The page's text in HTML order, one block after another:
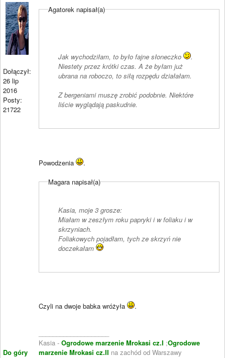
Dołączył:
26 lip
2016
Posty:
21722
Do góry
Agatorek napisał(a)
Jak wychodziłam, to było fajne słoneczko
.
Niestety przez krótki czas. A że byłam już
ubrana na roboczo, to siłą rozpędu działałam.
Z bergeniami muszę zrobić podobnie. Niektóre
liście wyglądają paskudnie.
Powodzenia
.
Magara napisał(a)
Kasia, moje 3 grosze:
Miałam w zeszłym roku papryki i w foliaku i w
skrzyniach.
Foliakowych pojadłam, tych ze skrzyń nie
doczekałam
Czyli na dwoje babka wróżyła .
Kasia - Ogrodowe marzenie Mrokasi cz.I ;Ogrodowe
marzenie Mrokasi cz.II na zachód od Warszawy